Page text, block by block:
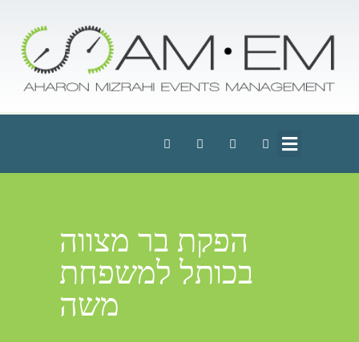
הפקת בר מצווה
בכותל למשפחת
משה